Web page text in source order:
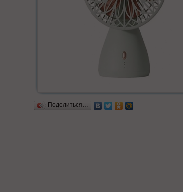
Поделиться…